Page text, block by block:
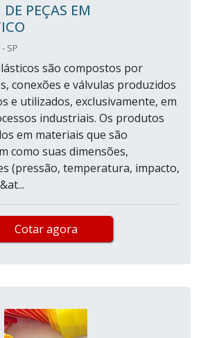
PEÇAS EM
SP
são compostos por
conexões e válvulas produzidos
e utilizados, exclusivamente, em
industriais. Os produtos
em materiais que são
como suas dimensões,
(pressão, temperatura, impacto,
Cotar agora